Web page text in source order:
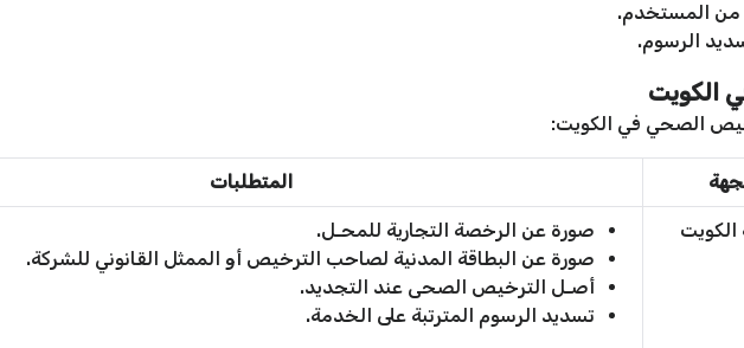
من المستخدم.
الرسوم.
الكويت
الصحي في الكويت:
المتطلبات
الكويت
صورة عن الرخصة التجارية للمحـل.
صورة عن البطاقة المدنية لصاحب الترخيص أو الممثل القانوني للشركة.
أصـل الترخيص الصحى عند التجديد.
تسديد الرسوم المترتبة على الخدمة.